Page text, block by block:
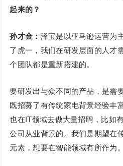
起来的？
孙才金： 泽宝是以亚马逊运营为
了虎一，我们在研发层面的人才
个团队都是重新搭建的。
要研发出与众不同的产品，是需
既招募了有传统家电背景经验丰
也在IT领域去做大量招聘，比如
公司从业背景的。我们是期望在
元素，想要在智能领域有所作为。